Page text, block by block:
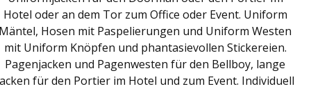
Hotel oder an dem Tor zum Office oder Event. Uniform
Hosen mit Paspelierungen und Uniform Westen
mit Uniform Knöpfen und phantasievollen Stickereien.
Pagenjacken und Pagenwesten für den Bellboy, lange
für den Portier im Hotel und zum Event. Individuell